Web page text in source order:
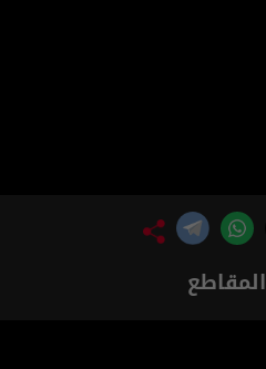
المقاطع